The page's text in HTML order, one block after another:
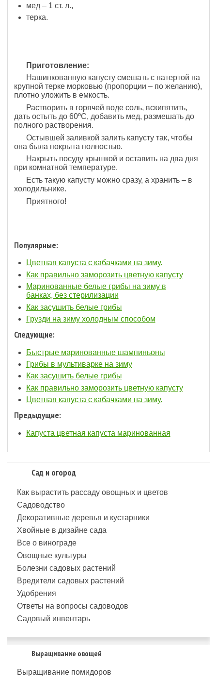
мед – 1 ст. л.,
терка.
Приготовление:
Нашинкованную капусту смешать с натертой на
крупной терке морковью (пропорции – по желанию),
плотно уложить в емкость.
Растворить в горячей воде соль, вскипятить,
дать остыть до 60ºС, добавить мед, размешать до
полного растворения.
Остывшей заливкой залить капусту так, чтобы
она была покрыта полностью.
Накрыть посуду крышкой и оставить на два дня
при комнатной температуре.
Есть такую капусту можно сразу, а хранить – в
холодильнике.
Приятного!
Популярные:
Цветная капуста с кабачками на зиму.
Как правильно заморозить цветную капусту
Маринованные белые грибы на зиму в
банках, без стерилизации
Как засушить белые грибы
Грузди на зиму холодным способом
Следующие:
Быстрые маринованные шампиньоны
Грибы в мультиварке на зиму
Как засушить белые грибы
Как правильно заморозить цветную капусту
Цветная капуста с кабачками на зиму.
Предыдущие:
Капуста цветная капуста маринованная
Сад и огород
Как вырастить рассаду овощных и цветов
Садоводство
Декоративные деревья и кустарники
Хвойные в дизайне сада
Все о винограде
Овощные культуры
Болезни садовых растений
Вредители садовых растений
Удобрения
Ответы на вопросы садоводов
Садовый инвентарь
Выращивание овощей
Выращивание помидоров